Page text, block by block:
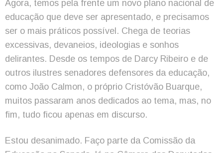
Agora, temos pela frente um novo plano nacional de
educação que deve ser apresentado, e precisamos
ser o mais práticos possível. Chega de teorias
excessivas, devaneios, ideologias e sonhos
delirantes. Desde os tempos de Darcy Ribeiro e de
outros ilustres senadores defensores da educação,
como João Calmon, o próprio Cristóvão Buarque,
muitos passaram anos dedicados ao tema, mas, no
fim, tudo ficou apenas em discurso.
Estou desanimado. Faço parte da Comissão da